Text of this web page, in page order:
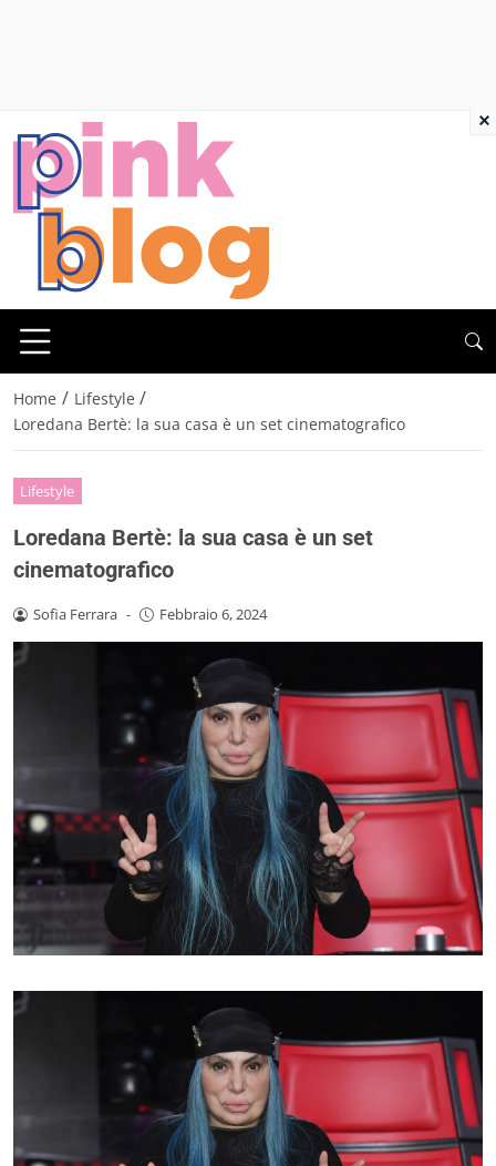
Home / Lifestyle /
Loredana Bertè: la sua casa è un set cinematografico
Lifestyle
Loredana Bertè: la sua casa è un set
cinematografico
Sofia Ferrara - Febbraio 6, 2024
×